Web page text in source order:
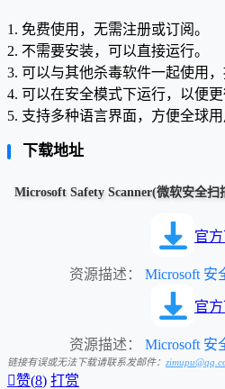
1. 免费使用，无需注册或订阅。
2. 不需要安装，可以直接运行。
3. 可以与其他杀毒软件一起使用，
4. 可以在安全模式下运行，以便更
5. 支持多种语言界面，方便全球用
下载地址
Microsoft Safety Scanner(微软安全扫
官
资源描述： Microsoft 安
官
资源描述： Microsoft 安
链接有误或无法下载请联系发邮件：
赞(8) 打赏